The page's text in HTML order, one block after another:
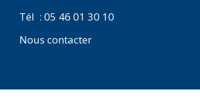
Tél : 05 46 01 30 10
Nous contacter